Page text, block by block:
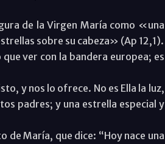
de la Virgen María como «una
sobre su cabeza» (Ap 12,1).
ver con la bandera europea; es
y nos lo ofrece. No es Ella la luz,
padres; y una estrella especial y
de María, que dice: “Hoy nace una